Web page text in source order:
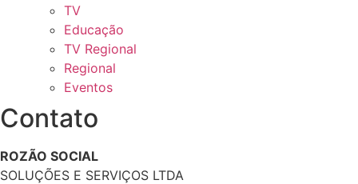
TV
Educação
TV Regional
Regional
Eventos
Contato
ROZÃO SOCIAL
SOLUÇÕES E SERVIÇOS LTDA